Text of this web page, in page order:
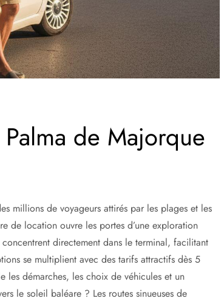
de Majorque
millions de voyageurs attirés par les plages et les
de location ouvre les portes d’une exploration
directement dans le terminal, facilitant
se multiplient avec des tarifs attractifs dès 5
démarches, les choix de véhicules et un
le soleil baléare ? Les routes sinueuses de